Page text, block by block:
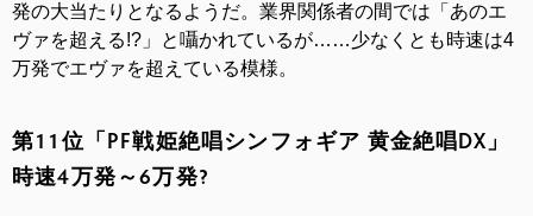
発の大当たりとなるようだ。業界関係者の間では「あのエ
ヴァを超える!?」と囁かれているが……少なくとも時速は4
万発でエヴァを超えている模様。
第11位「PF戦姫絶唱シンフォギア 黄金絶唱DX」
時速4万発～6万発?